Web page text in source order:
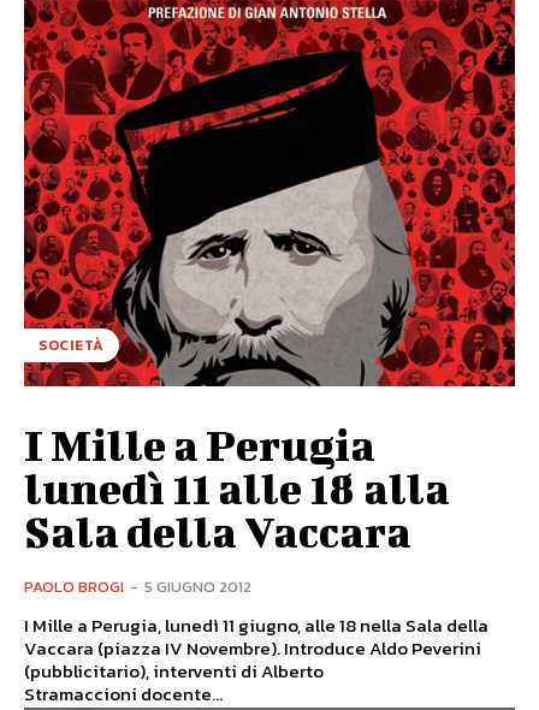
SOCIETÀ
I Mille a Perugia
lunedì 11 alle 18 alla
Sala della Vaccara
PAOLO BROGI - 5 GIUGNO 2012
I Mille a Perugia, lunedì 11 giugno, alle 18 nella Sala della
Vaccara (piazza IV Novembre). Introduce Aldo Peverini
(pubblicitario), interventi di Alberto
Stramaccioni docente...